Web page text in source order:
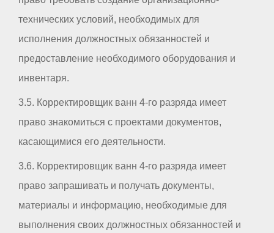
технических условий, необходимых для
исполнения должностных обязанностей и
предоставление необходимого оборудования и
инвентаря.
3.5. Корректировщик ванн 4-го разряда имеет
право знакомиться с проектами документов,
касающимися его деятельности.
3.6. Корректировщик ванн 4-го разряда имеет
право запрашивать и получать документы,
материалы и информацию, необходимые для
выполнения своих должностных обязанностей и